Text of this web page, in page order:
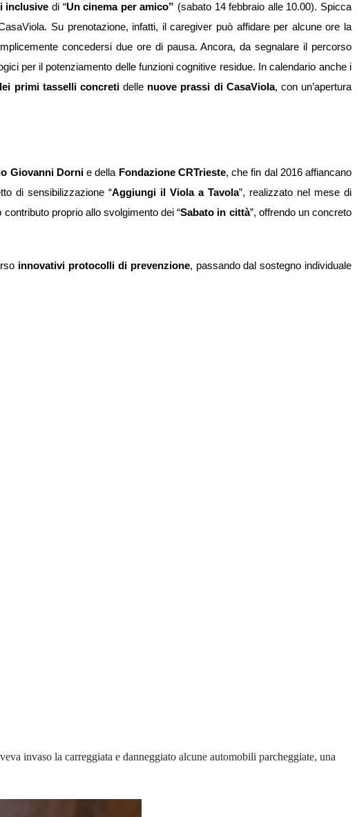
inclusive di “Un cinema per amico” (sabato 14 febbraio alle 10.00). Spicca
Su prenotazione, infatti, il caregiver può affidare per alcune ore la
concedersi due ore di pausa. Ancora, da segnalare il percorso
per il potenziamento delle funzioni cognitive residue. In calendario anche i
primi tasselli concretidelle nuove prassi di CasaViola, con un’apertura
Giovanni Dornie della Fondazione CRTrieste, che fin dal 2016 affiancano
di sensibilizzazione “Aggiungi il Viola a Tavola”, realizzato nel mese di
contributo proprio allo svolgimento dei “Sabato in città”, offrendo un concreto
innovativi protocolli di prevenzione, passando dal sostegno individuale
invaso la carreggiata e danneggiato alcune automobili parcheggiate, una